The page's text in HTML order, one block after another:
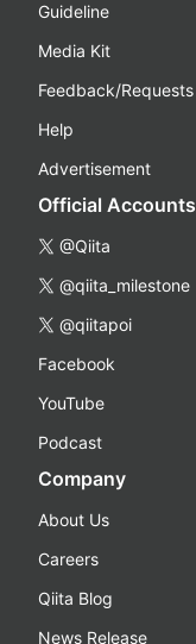
Guideline
Media Kit
Feedback/Requests
Help
Advertisement
Official Accounts
@Qiita
@qiita_milestone
@qiitapoi
Facebook
YouTube
Podcast
Company
About Us
Careers
Qiita Blog
News Release